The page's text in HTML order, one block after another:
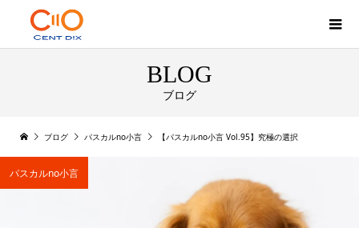
BLOG
ブログ
ブログ パスカルno小言 【パスカルno小言 Vol.95】究極の選択
パスカルno小言